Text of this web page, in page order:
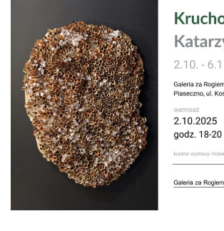
Kontrast kolorów
brightness_high
Jasny kontrast
Odnośniki
format_underlined
Podkreślanie odnośników